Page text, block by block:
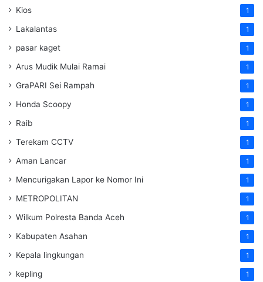
Kios 1
Lakalantas 1
pasar kaget 1
Arus Mudik Mulai Ramai 1
GraPARI Sei Rampah 1
Honda Scoopy 1
Raib 1
Terekam CCTV 1
Aman Lancar 1
Mencurigakan Lapor ke Nomor Ini 1
METROPOLITAN 1
Wilkum Polresta Banda Aceh 1
Kabupaten Asahan 1
Kepala lingkungan 1
kepling 1